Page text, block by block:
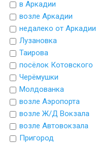
в Аркадии
возле Аркадии
недалеко от Аркадии
Лузановка
Таирова
посёлок Котовского
Черёмушки
Молдованка
возле Аэропорта
возле Ж/Д Вокзала
возле Автовокзала
Пригород